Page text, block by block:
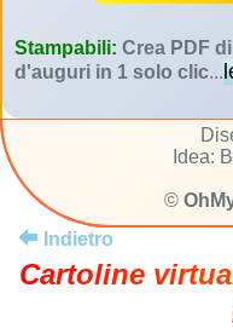
Stampabili: Crea PDF
d'auguri in 1 solo clic...
Idea:
©
Indietro
Cartoline